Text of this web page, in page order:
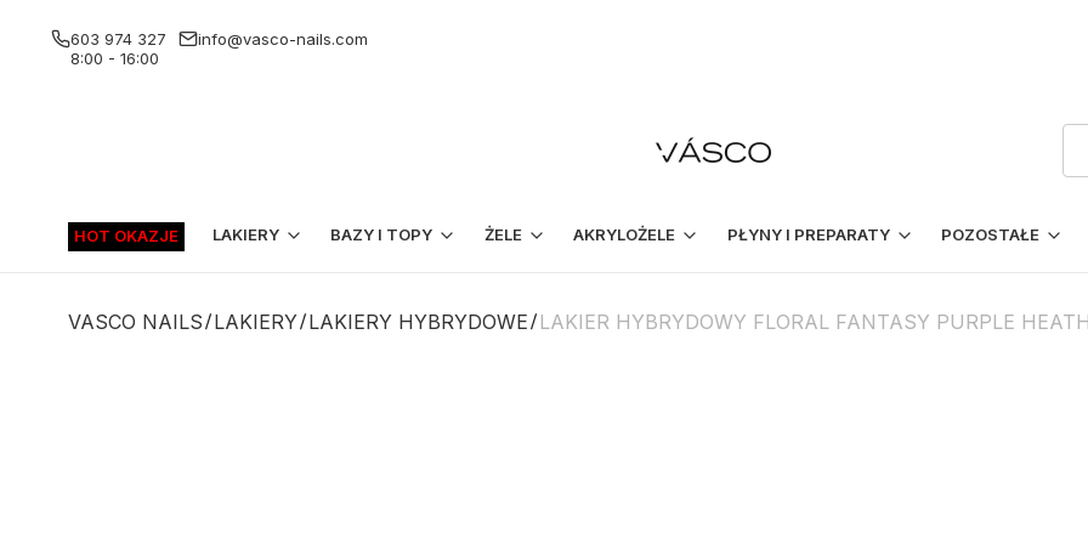
603 974 327
8:00 - 16:00
info@vasco-nails.com
HOT OKAZJE LAKIERY BAZY I TOPY ŻELE AKRYLOŻELE PŁYNY I PREPARATY POZOSTAŁE
VASCO NAILS LAKIERY LAKIERY HYBRYDOWE LAKIER HYBRYDOWY FLORAL FANTASY PURPLE